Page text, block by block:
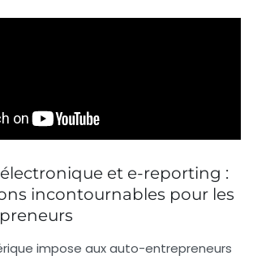
et e-reporting :
incontournables pour les
impose aux auto-entrepreneurs